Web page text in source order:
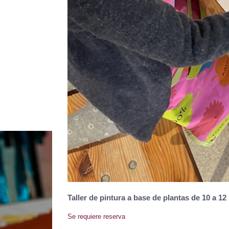
Taller de pintura a base de plantas de 10 a 12
Se requiere reserva